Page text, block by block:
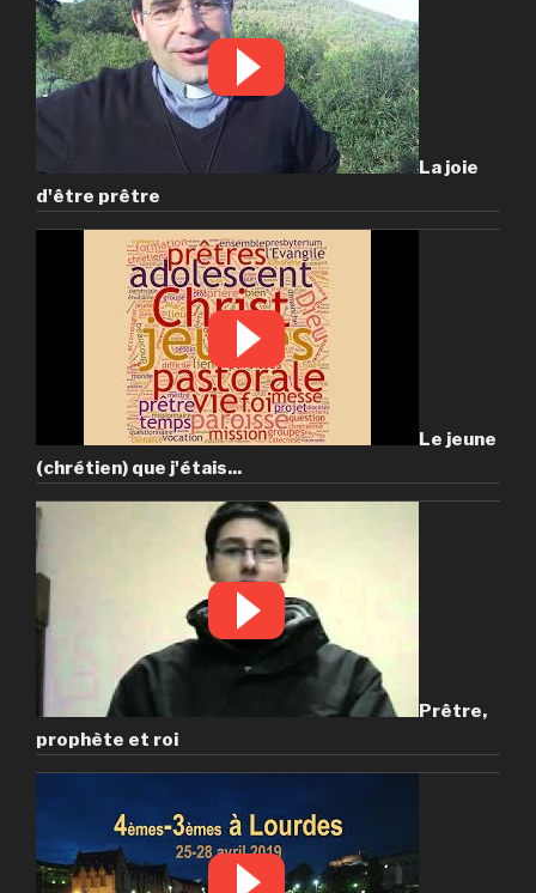
La joie
d'être prêtre
Le jeune
(chrétien) que j'étais...
Prêtre,
prophète et roi